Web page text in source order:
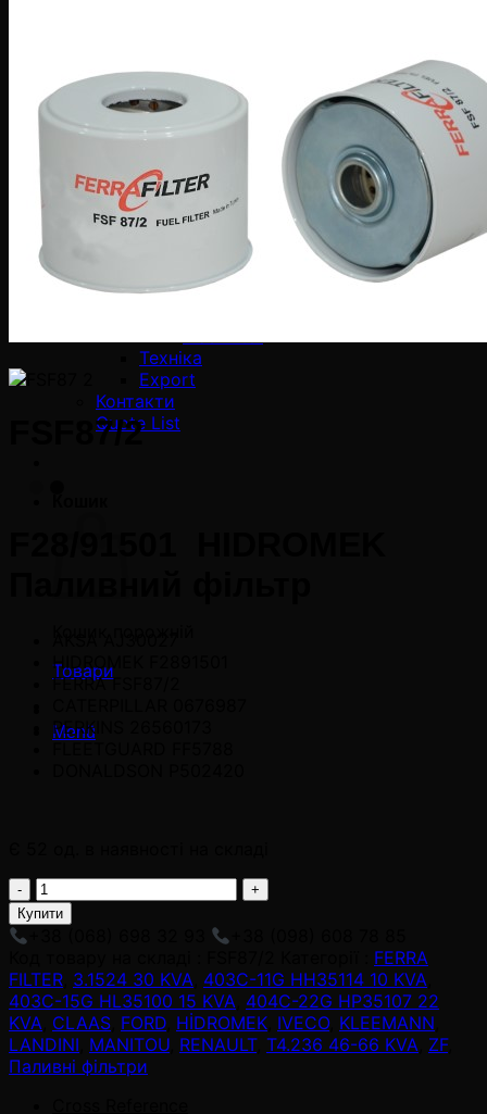
Промислові картриджні
пиловловлюючі фільтри
Фільтри-мішки
EDM Фільтри
Промислові Фільтри
Cross Reference
Каталоги
Онлайн каталоги
Каталог Ferra Filter
Новини
Техніка
Export
Контакти
Quote List
Товари
Menü
FSF87/2
HIDROMEK F2891501
FERRA FSF87/2
PERKINS 26560173
FSF87/2
adet
Купити
FERRA
FILTER 3.1524 30 KVA 403C-11G HH35114 10 KVA
403C-15G HL35100 15 KVA 404C-22G HP35107 22
KVA CLAAS FORD HİDROMEK IVECO, KLEEMANN
LANDINI MANITOU RENAULT, T4.236 46-66 KVA ZF,
Паливні фільтри